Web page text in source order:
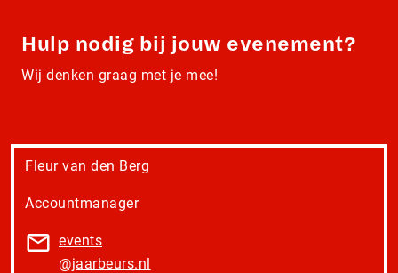
Hulp nodig bij jouw evenement?
Wij denken graag met je mee!
Fleur van den Berg
Accountmanager
events​
@jaarbeurs.nl